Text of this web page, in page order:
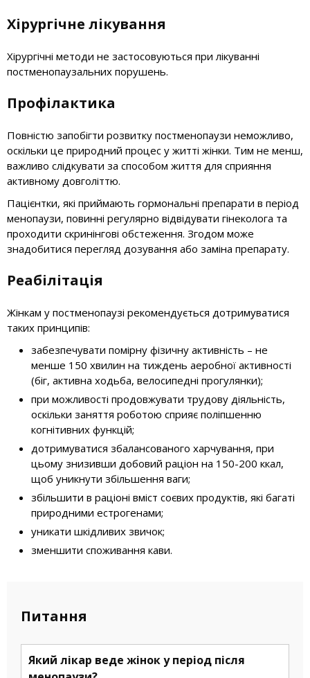
Хірургічне лікування
Хірургічні методи не застосовуються при лікуванні
постменопаузальних порушень.
Профілактика
Повністю запобігти розвитку постменопаузи неможливо,
оскільки це природний процес у житті жінки. Тим не менш,
важливо слідкувати за способом життя для сприяння
активному довголіттю.
Пацієнтки, які приймають гормональні препарати в період
менопаузи, повинні регулярно відвідувати гінеколога та
проходити скринінгові обстеження. Згодом може
знадобитися перегляд дозування або заміна препарату.
Реабілітація
Жінкам у постменопаузі рекомендується дотримуватися
таких принципів:
забезпечувати помірну фізичну активність – не
менше 150 хвилин на тиждень аеробної активності
(біг, активна ходьба, велосипедні прогулянки);
при можливості продовжувати трудову діяльність,
оскільки заняття роботою сприяє поліпшенню
когнітивних функцій;
дотримуватися збалансованого харчування, при
цьому знизивши добовий раціон на 150-200 ккал,
щоб уникнути збільшення ваги;
збільшити в раціоні вміст соєвих продуктів, які багаті
природними естрогенами;
уникати шкідливих звичок;
зменшити споживання кави.
Питання
Який лікар веде жінок у період після